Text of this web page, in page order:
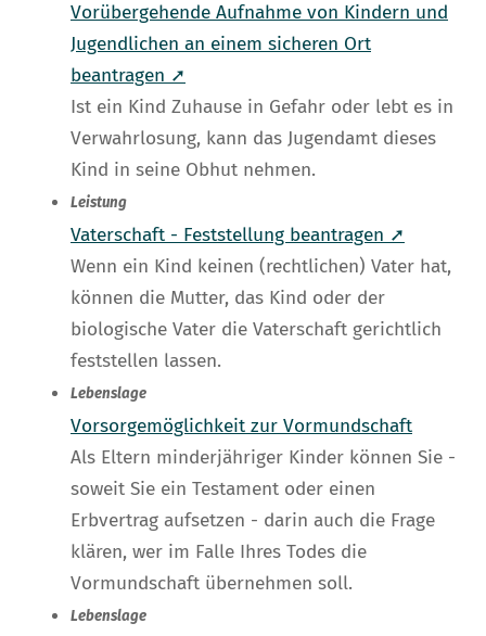
Vorübergehende Aufnahme von Kindern und
Jugendlichen an einem sicheren Ort
beantragen ➚
Ist ein Kind Zuhause in Gefahr oder lebt es in
Verwahrlosung, kann das Jugendamt dieses
Kind in seine Obhut nehmen.
Leistung
Vaterschaft - Feststellung beantragen ➚
Wenn ein Kind keinen (rechtlichen) Vater hat,
können die Mutter, das Kind oder der
biologische Vater die Vaterschaft gerichtlich
feststellen lassen.
Lebenslage
Vorsorgemöglichkeit zur Vormundschaft
Als Eltern minderjähriger Kinder können Sie -
soweit Sie ein Testament oder einen
Erbvertrag aufsetzen - darin auch die Frage
klären, wer im Falle Ihres Todes die
Vormundschaft übernehmen soll.
Lebenslage